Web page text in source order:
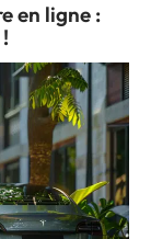
en ligne :